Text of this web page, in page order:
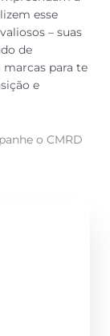
esse
– suas
de
para te
e
o CMRD